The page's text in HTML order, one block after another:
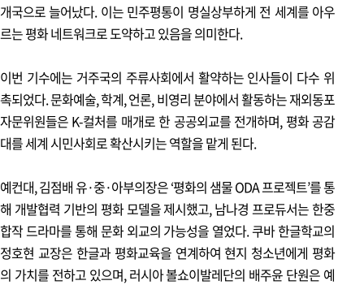
평화통일 라운지
평화통일 우체통
평통 우체통
민주평통 SNS 손고리즘 추천 영상
평화통일 칼럼
이해정 | 평화공존과 번영의 한반도 실현을 위한 단계적 협력 과제
개국으로 늘어났다. 이는 민주평통이 명실상부하게 전 세계를 아우
르는 평화 네트워크로 도약하고 있음을 의미한다.
이번 기수에는 거주국의 주류사회에서 활약하는 인사들이 다수 위
촉되었다. 문화예술, 학계, 언론, 비영리 분야에서 활동하는 재외동포
자문위원들은 K-컬처를 매개로 한 공공외교를 전개하며, 평화 공감
대를 세계 시민사회로 확산시키는 역할을 맡게 된다.
예컨대, 김점배 유·중·아부의장은 ‘평화의 샘물 ODA 프로젝트’를 통
해 개발협력 기반의 평화 모델을 제시했고, 남나경 프로듀서는 한중
합작 드라마를 통해 문화 외교의 가능성을 열었다. 쿠바 한글학교의
정호현 교장은 한글과 평화교육을 연계하여 현지 청소년에게 평화
의 가치를 전하고 있으며, 러시아 볼쇼이발레단의 배주윤 단원은 예